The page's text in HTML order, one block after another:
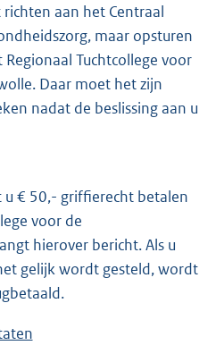
aan het Centraal
maar opsturen
Tuchtcollege voor
Daar moet het zijn
nadat de beslissing aan u
€ 50,- griffierecht betalen
voor de
hierover bericht. Als u
gelijk wordt gesteld, wordt